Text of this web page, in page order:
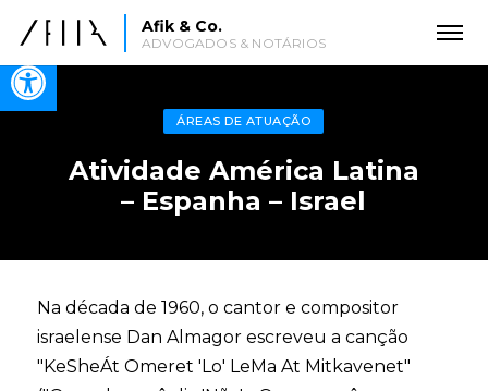
Open toolbar
Afik & Co.
ADVOGADOS & NOTÁRIOS
ÁREAS DE ATUAÇÃO
Atividade América Latina
– Espanha – Israel
Na década de 1960, o cantor e compositor
israelense Dan Almagor escreveu a canção
"KeSheÁt Omeret 'Lo' LeMa At Mitkavenet"